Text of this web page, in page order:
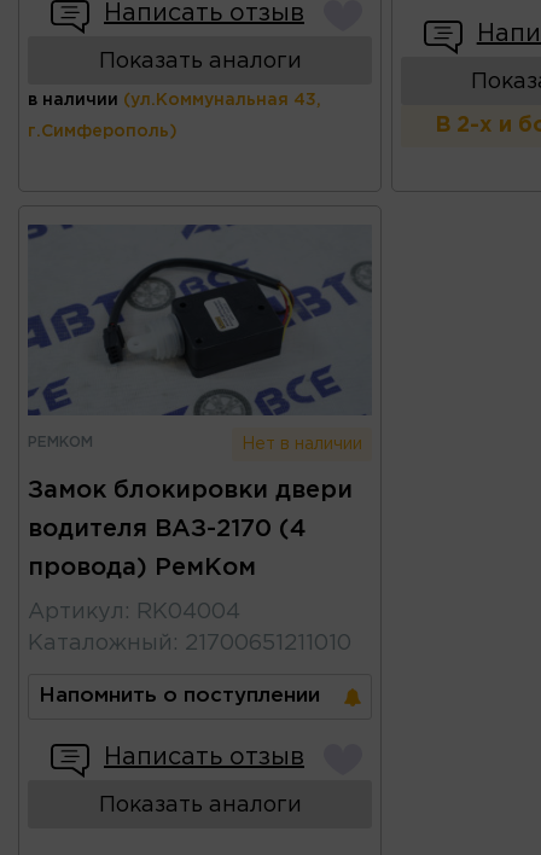
Написать отзыв
Показать аналоги
в наличии (ул.Коммунальная 43,
г.Симферополь) В 2-х и
РЕМКОМ Нет в наличии
Замок блокировки двери
водителя ВАЗ-2170 (4
провода) РемКом
Артикул :
RK04004
Каталожный : 21700651211010
Напомнить о поступлении
Написать отзыв
Показать аналоги